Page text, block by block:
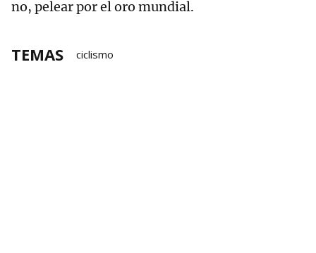
no, pelear por el oro mundial.
TEMAS ciclismo